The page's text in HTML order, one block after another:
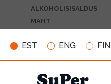
EST ENG FIN
ALKOHOLISISALDUS
MAHT
TOOTE LIIK
ÜHIKU HIND